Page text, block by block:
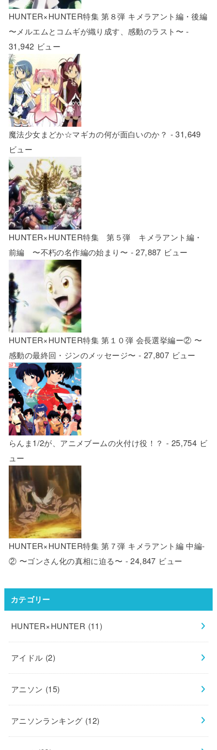
HUNTER×HUNTER特集 第８弾 キメラアント編・後編
〜メルエムとコムギが織り成す、感動のラスト〜 -
31,942 ビュー
魔法少女まどか☆マギカの何が面白いのか？ - 31,649
ビュー
HUNTER×HUNTER特集 第５弾 キメラアント編・
前編 〜不朽の名作編の始まり〜 - 27,887 ビュー
HUNTER×HUNTER特集 第１０弾 会長選挙編ー② 〜
感動の最終回・ジンのメッセージ〜 - 27,807 ビュー
らんま1/2が、アニメブームの火付け役！？ - 25,754 ビ
ュー
HUNTER×HUNTER特集 第７弾 キメラアント編 中編-
② 〜ゴンさん化の真相に迫る〜 - 24,847 ビュー
カテゴリー
HUNTER×HUNTER (11)
アイドル (2)
アニソン (15)
アニソンランキング (12)